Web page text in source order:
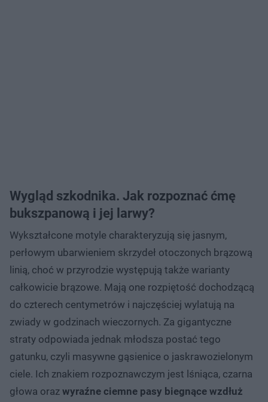
Wygląd szkodnika. Jak rozpoznać ćmę
bukszpanową i jej larwy?
Wykształcone motyle charakteryzują się jasnym,
perłowym ubarwieniem skrzydeł otoczonych brązową
linią, choć w przyrodzie występują także warianty
całkowicie brązowe. Mają one rozpiętość dochodzącą
do czterech centymetrów i najczęściej wylatują na
zwiady w godzinach wieczornych. Za gigantyczne
straty odpowiada jednak młodsza postać tego
gatunku, czyli masywne gąsienice o jaskrawozielonym
ciele. Ich znakiem rozpoznawczym jest lśniąca, czarna
głowa oraz wyraźne ciemne pasy biegnące wzdłuż